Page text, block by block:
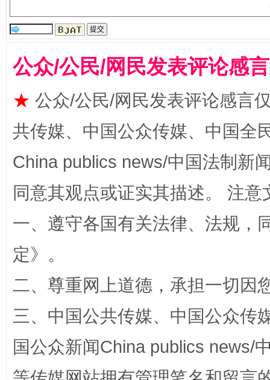
受贿1.44亿！段成刚被判无期 从幼
全民健身五年计划来了！等你上场
公众/公民/网民发表评论感
★ 公众/公民/网民发表评论感言
共传媒、中国公众传媒、中国全
China publics news/中国法制新
同意其观点或证实其描述。 注
一、遵守各国有关法律、法规，
定》。
二、尊重网上道德，承担一切因
三、中国公共传媒、中国公众传
国公众新闻China publics news/